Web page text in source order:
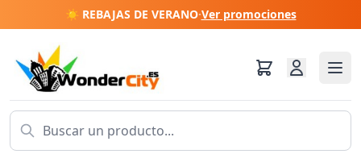
☀️ REBAJAS DE VERANO·Ver promociones